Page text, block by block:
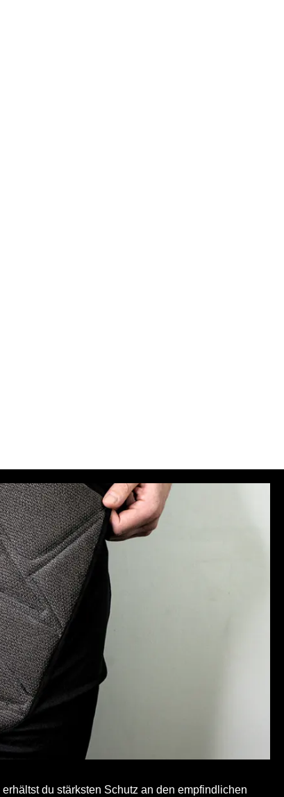
erhältst du stärksten Schutz an den empfindlichen